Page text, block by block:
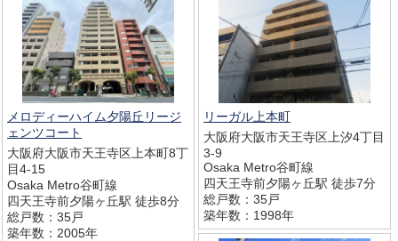
メロディーハイム夕陽丘リージ
ェンツコート
大阪府大阪市天王寺区上本町8丁
目4-15
Osaka Metro谷町線
四天王寺前夕陽ヶ丘駅 徒歩8分
総戸数：35戸
築年数：2005年
リーガル上本町
大阪府大阪市天王寺区上汐4丁目
3-9
Osaka Metro谷町線
四天王寺前夕陽ヶ丘駅 徒歩7分
総戸数：35戸
築年数：1998年